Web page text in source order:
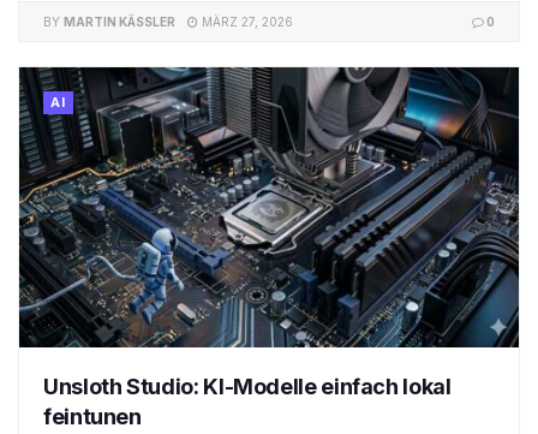
BY MARTIN KÄSSLER MÄRZ 27, 2026 0
AI
Unsloth Studio: KI-Modelle einfach lokal
feintunen